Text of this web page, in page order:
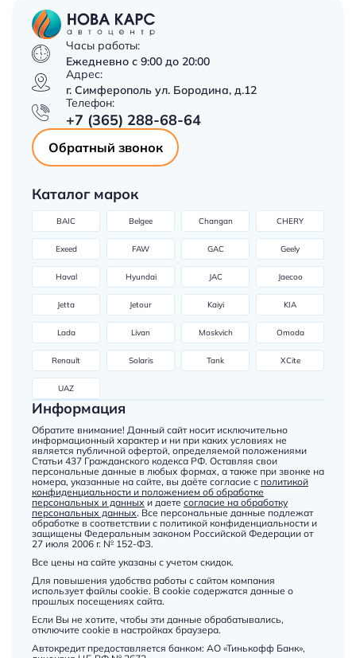
Часы работы:
Ежедневно с 9:00 до 20:00
Адрес:
г. Симферополь ул. Бородина, д.12
Телефон:
+7 (365) 288-68-64
Обратный звонок
Каталог марок
BAIC Belgee Changan CHERY
Exeed FAW GAC Geely
Haval Hyundai JAC Jaecoo
Jetta Jetour Kaiyi KIA
Lada Livan Moskvich Omoda
Renault Solaris Tank XCite
UAZ
Информация
Обратите внимание! Данный сайт носит исключительно
информационный характер и ни при каких условиях не
является публичной офертой, определяемой положениями
Статьи 437 Гражданского кодекса РФ. Оставляя свои
персональные данные в любых формах, а также при звонке на
номера, указанные на сайте, вы даёте согласие с политикой
конфиденциальности и положением об обработке
персональных и данных и даете согласие на обработку
персональных данных. Все персональные данные подлежат
обработке в соответствии с политикой конфиденциальности и
защищены Федеральным законом Российской Федерации от
27 июля 2006 г. № 152-ФЗ.
Все цены на сайте указаны с учетом скидок.
Для повышения удобства работы с сайтом компания
использует файлы cookie. В cookie содержатся данные о
прошлых посещениях сайта.
Если Вы не хотите, чтобы эти данные обрабатывались,
отключите cookie в настройках браузера.
Автокредит предоставляется банком: АО «Тинькофф Банк»,